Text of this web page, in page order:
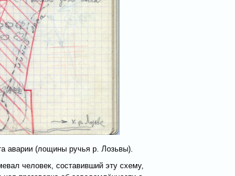
аварии (лощины ручья р. Лозьвы).
человек, составивший эту схему,